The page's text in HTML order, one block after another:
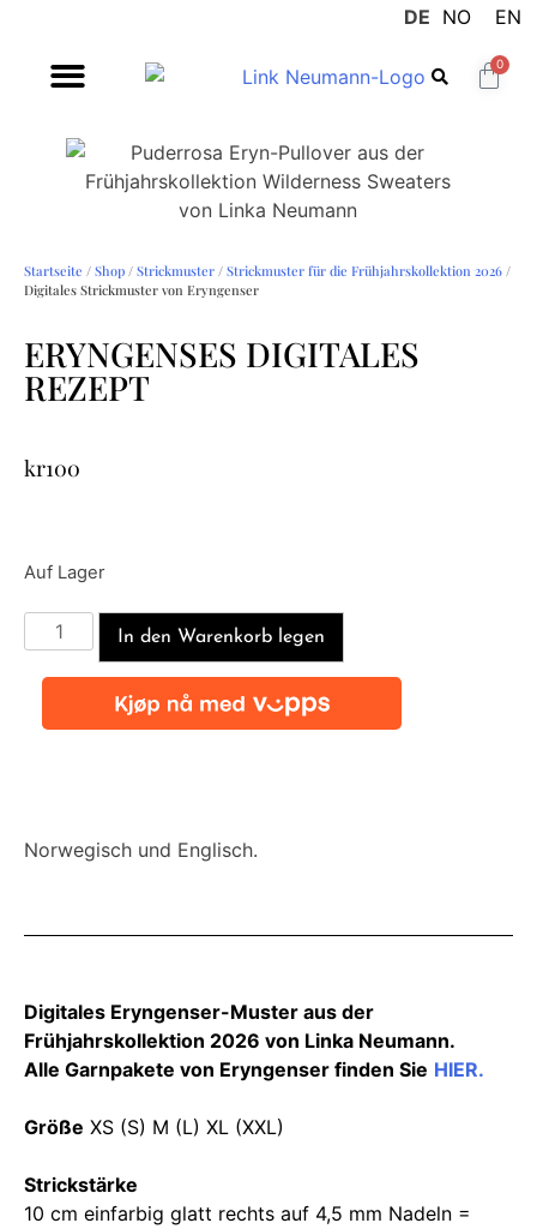
DE NO EN
0
Startseite / Shop / Strickmuster / Strickmuster für die Frühjahrskollektion 2026 /
Digitales Strickmuster von Eryngenser
ERYNGENSES DIGITALES
REZEPT
kr100
Auf Lager
In den Warenkorb legen
Norwegisch und Englisch.
Digitales Eryngenser-Muster aus der
Frühjahrskollektion 2026 von Linka Neumann.
Alle Garnpakete von Eryngenser finden Sie HIER.
Größe XS (S) M (L) XL (XXL)
Strickstärke
10 cm einfarbig glatt rechts auf 4,5 mm Nadeln =